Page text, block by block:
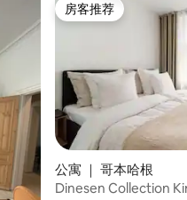
房客推荐
房客推荐
公寓 ｜ 哥本哈根
Dinesen Collection